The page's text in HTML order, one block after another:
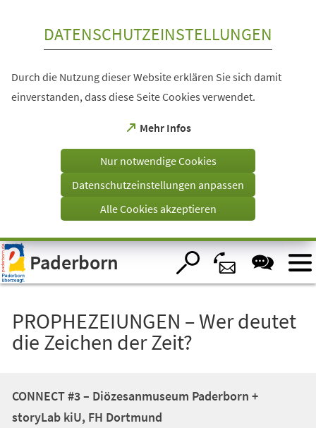
Visuelle
Assistenzsoftware
öffnen.
DATENSCHUTZEINSTELLUNGEN
Durch die Nutzung dieser Website erklären Sie sich damit
einverstanden, dass diese Seite Cookies verwendet.
Mehr Infos
(Öffnet
einem
Tab)
Nur notwendige Cookies
Datenschutzeinstellungen anpassen
Alle Cookies akzeptieren
Paderborn
PROPHEZEIUNGEN – Wer deutet
die Zeichen der Zeit?
CONNECT #3 – Diözesanmuseum Paderborn +
storyLab kiU, FH Dortmund